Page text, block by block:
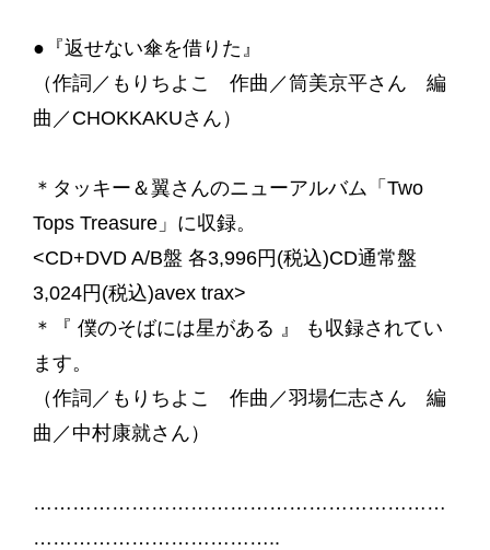
●『返せない傘を借りた』
（作詞／もりちよこ 作曲／筒美京平さん 編
曲／CHOKKAKUさん）
＊タッキー＆翼さんのニューアルバム「Two
Tops Treasure」に収録。
<CD+DVD A/B盤 各3,996円(税込)CD通常盤
3,024円(税込)avex trax>
＊『 僕のそばには星がある 』 も収録されてい
ます。
（作詞／もりちよこ 作曲／羽場仁志さん 編
曲／中村康就さん）
………………………………………………………
………………………………..